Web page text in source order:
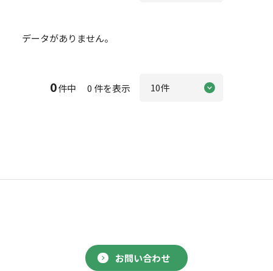
データがありません。
0件中 0 件を表示
お問い合わせ